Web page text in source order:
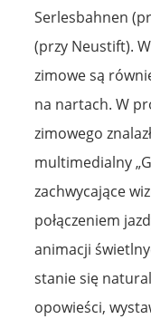
Serlesbahnen
(przy Neustift).
zimowe są
na nartach. W
zimowego
multimedialny
zachwycające
połączeniem
animacji
stanie się
opowieści,